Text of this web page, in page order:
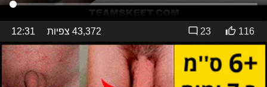
12:31 43,372 צפיות 116
23